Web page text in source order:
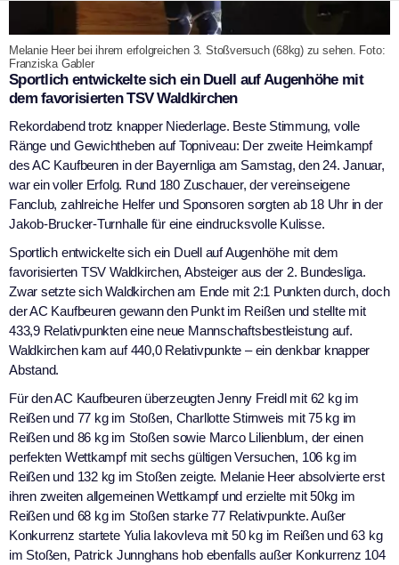
Melanie Heer bei ihrem erfolgreichen 3. Stoßversuch (68kg) zu sehen. Foto:
Franziska Gabler
Sportlich entwickelte sich ein Duell auf Augenhöhe mit
dem favorisierten TSV Waldkirchen
Rekordabend trotz knapper Niederlage. Beste Stimmung, volle
Ränge und Gewichtheben auf Topniveau: Der zweite Heimkampf
des AC Kaufbeuren in der Bayernliga am Samstag, den 24. Januar,
war ein voller Erfolg. Rund 180 Zuschauer, der vereinseigene
Fanclub, zahlreiche Helfer und Sponsoren sorgten ab 18 Uhr in der
Jakob-Brucker-Turnhalle für eine eindrucksvolle Kulisse.
Sportlich entwickelte sich ein Duell auf Augenhöhe mit dem
favorisierten TSV Waldkirchen, Absteiger aus der 2. Bundesliga.
Zwar setzte sich Waldkirchen am Ende mit 2:1 Punkten durch, doch
der AC Kaufbeuren gewann den Punkt im Reißen und stellte mit
433,9 Relativpunkten eine neue Mannschaftsbestleistung auf.
Waldkirchen kam auf 440,0 Relativpunkte – ein denkbar knapper
Abstand.
Für den AC Kaufbeuren überzeugten Jenny Freidl mit 62 kg im
Reißen und 77 kg im Stoßen, Charllotte Stirnweis mit 75 kg im
Reißen und 86 kg im Stoßen sowie Marco Lilienblum, der einen
perfekten Wettkampf mit sechs gültigen Versuchen, 106 kg im
Reißen und 132 kg im Stoßen zeigte. Melanie Heer absolvierte erst
ihren zweiten allgemeinen Wettkampf und erzielte mit 50kg im
Reißen und 68 kg im Stoßen starke 77 Relativpunkte. Außer
Konkurrenz startete Yulia Iakovleva mit 50 kg im Reißen und 63 kg
im Stoßen, Patrick Junnghans hob ebenfalls außer Konkurrenz 104